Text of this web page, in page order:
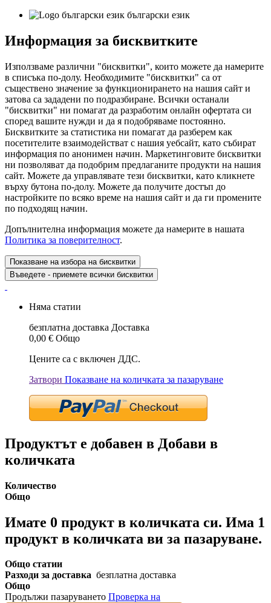
български език
Информация за бисквитките
Използваме различни "бисквитки", които можете да намерите
в списъка по-долу. Необходимите "бисквитки" са от
съществено значение за функционирането на нашия сайт и
затова са зададени по подразбиране. Всички останали
"бисквитки" ни помагат да разработим онлайн офертата си
според вашите нужди и да я подобряваме постоянно.
Бисквитките за статистика ни помагат да разберем как
посетителите взаимодействат с нашия уебсайт, като събират
информация по анонимен начин. Маркетинговите бисквитки
ни позволяват да подобрим предлаганите продукти на нашия
сайт. Можете да управлявате тези бисквитки, като кликнете
върху бутона по-долу. Можете да получите достъп до
настройките по всяко време на нашия сайт и да ги промените
по подходящ начин.
Допълнителна информация можете да намерите в нашата
Политика за поверителност.
Показване на избора на бисквитки
Въведете - приемете всички бисквитки
Няма статии
безплатна доставка Доставка
0,00 € Общо
Цените са с включен ДДС.
Затвори Показване на количката за пазаруване
Продуктът е добавен в Добави в
количката
Количество
Общо
Имате 0 продукт в количката си. Има 1
продукт в количката ви за пазаруване.
Общо статии
Разходи за доставка безплатна доставка
Общо
Продължи пазаруването Проверка на